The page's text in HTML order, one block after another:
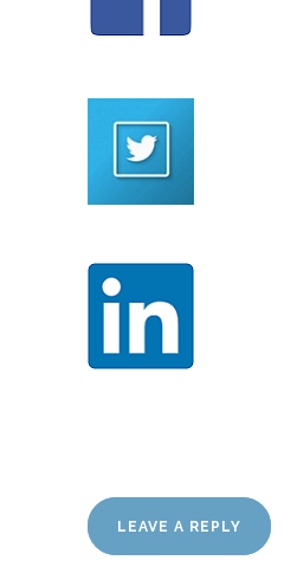
LEAVE A REPLY